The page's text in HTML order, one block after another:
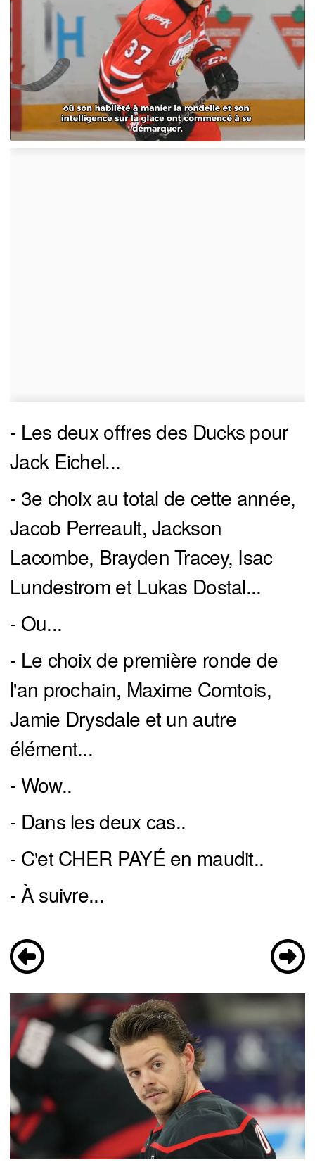
- Les deux offres des Ducks pour
Jack Eichel...
- 3e choix au total de cette année,
Jacob Perreault, Jackson
Lacombe, Brayden Tracey, Isac
Lundestrom et Lukas Dostal...
- Ou...
- Le choix de première ronde de
l'an prochain, Maxime Comtois,
Jamie Drysdale et un autre
élément...
- Wow..
- Dans les deux cas..
- C'et CHER PAYÉ en maudit..
- À suivre...